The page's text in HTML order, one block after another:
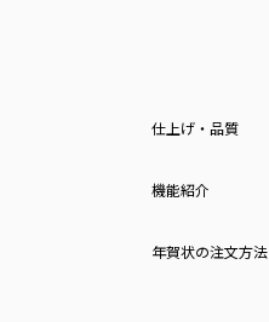
仕上げ・品質
機能紹介
年賀状の注文方法